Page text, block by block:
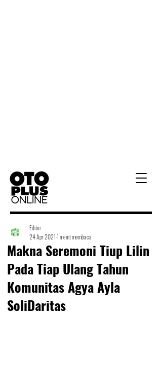
Makna Seremoni Tiup Lilin
Pada Tiap Ulang Tahun
Komunitas Agya Ayla
SoliDaritas
Editor
24 Apr 20211 menit membaca